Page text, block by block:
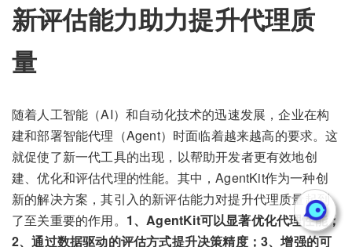
新评估能力助力提升代理质
量
随着人工智能（AI）和自动化技术的迅速发展，企业在构
建和部署智能代理（Agent）时面临着越来越高的要求。这
就促使了新一代工具的出现，以帮助开发者更有效地创
建、优化和评估代理的性能。其中，AgentKit作为一种创
新的解决方案，其引入的新评估能力对提升代理质量起到
了至关重要的作用。 1、AgentKit可以显著优化代理性能；
2、通过数据驱动的评估方式提升决策精度；3、增强的可